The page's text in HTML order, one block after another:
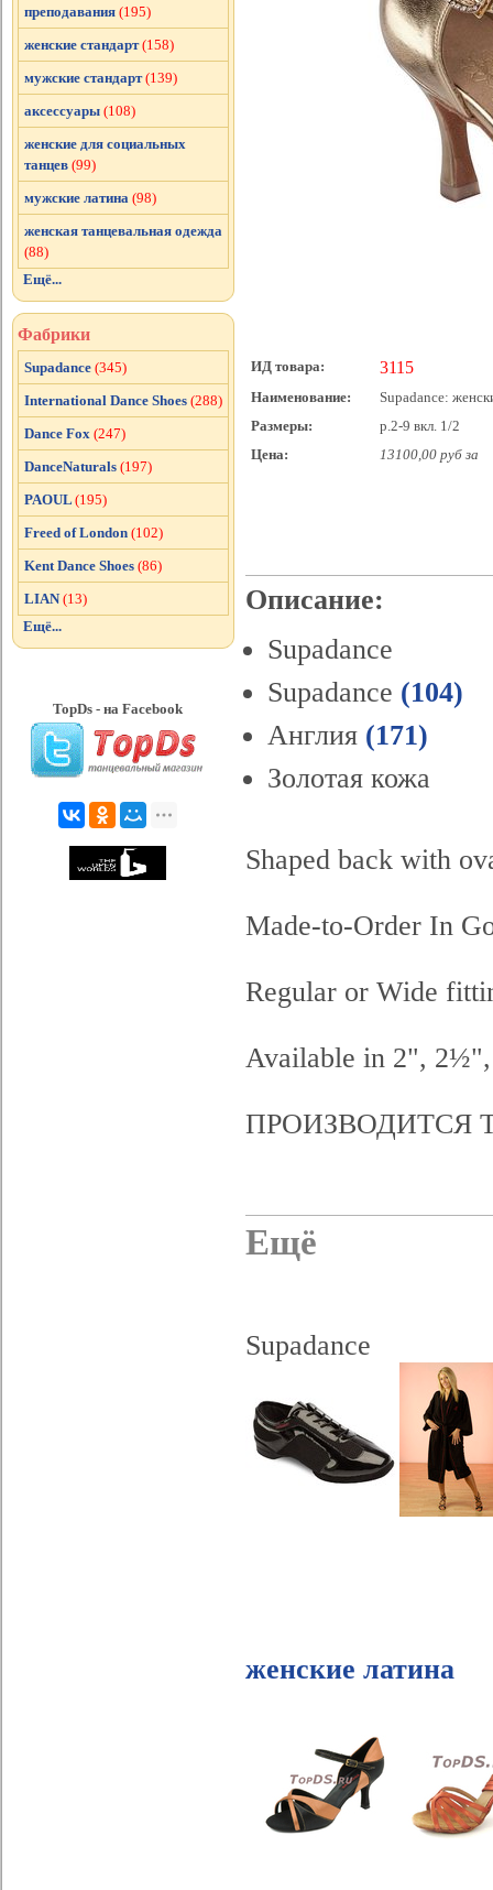
ИД товара: 3115
Наименование:
Supadance:
Размеры:
р.2-9 вкл. 1/2
Цена:
13100,00 руб за
Описание:
Supadance
Supadance (104)
Англия (171)
Золотая кожа
Shaped back with
Made-to-Order In
Regular or Wide
Available in 2",
ПРОИЗВОДИТСЯ
Ещё
Supadance
женские латина
преподавания (195)
женские стандарт (158)
мужские стандарт (139)
аксессуары (108)
женские для социальных
танцев (99)
мужские латина (98)
женская танцевальная одежда
(88)
Ещё...
Фабрики
Supadance (345)
International Dance Shoes (288)
Dance Fox (247)
DanceNaturals (197)
PAOUL (195)
Freed of London (102)
Kent Dance Shoes (86)
LIAN (13)
Ещё...
TopDs - на Facebook